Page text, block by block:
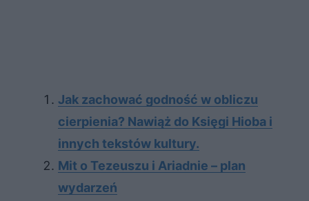
Jak zachować godność w obliczu
cierpienia? Nawiąż do Księgi Hioba i
innych tekstów kultury.
Mit o Tezeuszu i Ariadnie – plan
wydarzeń